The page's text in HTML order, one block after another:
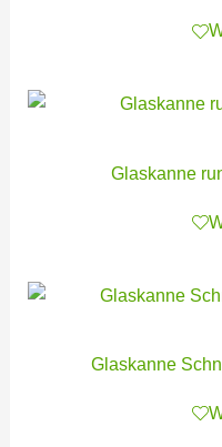
Glaskanne
Glaskanne